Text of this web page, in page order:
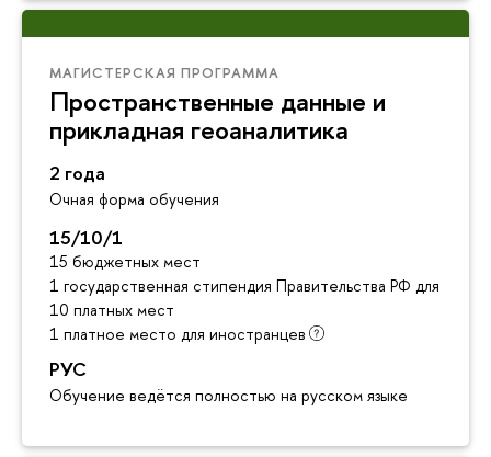
МАГИСТЕРСКАЯ ПРОГРАММА
Пространственные данные и
прикладная геоаналитика
2 года
Очная форма обучения
15/10/1
15 бюджетных мест
1 государственная стипендия Правительства РФ для
10 платных мест
1 платное место для иностранцев
РУС
Обучение ведётся полностью на русском языке